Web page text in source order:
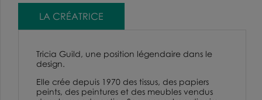
LA CRÉATRICE
Tricia Guild, une position légendaire dans le
design.
Elle crée depuis 1970 des tissus, des papiers
peints, des peintures et des meubles vendus